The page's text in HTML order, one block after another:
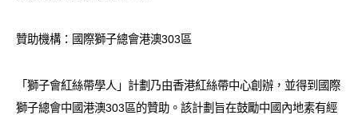
愛滋病呈報表格
贊助機構：國際獅子總會港澳303區
「獅子會紅絲帶學人」計劃乃由香港紅絲帶中心創辦，並得到國際
獅子總會中國港澳303區的贊助。該計劃旨在鼓勵中國內地素有經